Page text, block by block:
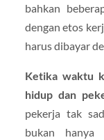
bahkan
dengan etos
harus dibayar
Ketika waktu
hidup dan
pekerja tak
bukan